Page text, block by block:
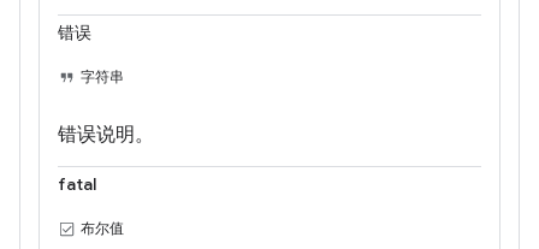
错误
字符串
错误说明。
fatal
布尔值